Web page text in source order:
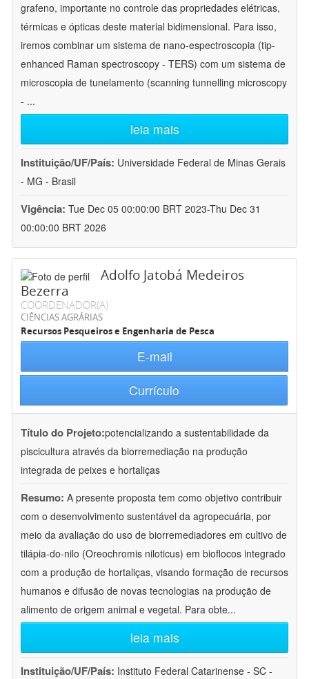
grafeno, importante no controle das propriedades elétricas,
térmicas e ópticas deste material bidimensional. Para isso,
iremos combinar um sistema de nano-espectroscopia (tip-
enhanced Raman spectroscopy - TERS) com um sistema de
microscopia de tunelamento (scanning tunnelling microscopy
- ...
leia mais
Instituição/UF/País: Universidade Federal de Minas Gerais
- MG - Brasil
Vigência: Tue Dec 05 00:00:00 BRT 2023-Thu Dec 31
00:00:00 BRT 2026
Adolfo Jatobá Medeiros
Bezerra
COORDENADOR(A)
CIÊNCIAS AGRÁRIAS
Recursos Pesqueiros e Engenharia de Pesca
E-mail
Currículo
Título do Projeto:potencializando a sustentabilidade da
piscicultura através da biorremediação na produção
integrada de peixes e hortaliças
Resumo: A presente proposta tem como objetivo contribuir
com o desenvolvimento sustentável da agropecuária, por
meio da avaliação do uso de biorremediadores em cultivo de
tilápia-do-nilo (Oreochromis niloticus) em bioflocos integrado
com a produção de hortaliças, visando formação de recursos
humanos e difusão de novas tecnologias na produção de
alimento de origem animal e vegetal. Para obte...
leia mais
Instituição/UF/País: Instituto Federal Catarinense - SC -